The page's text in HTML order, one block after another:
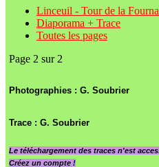
Linceuil - Tour de la
Diaporama + Trace
Toutes les pages
Page 2 sur 2
Photographies : G. Soubrier
Trace : G. Soubrier
Le téléchargement des traces n'est
Créez un compte !